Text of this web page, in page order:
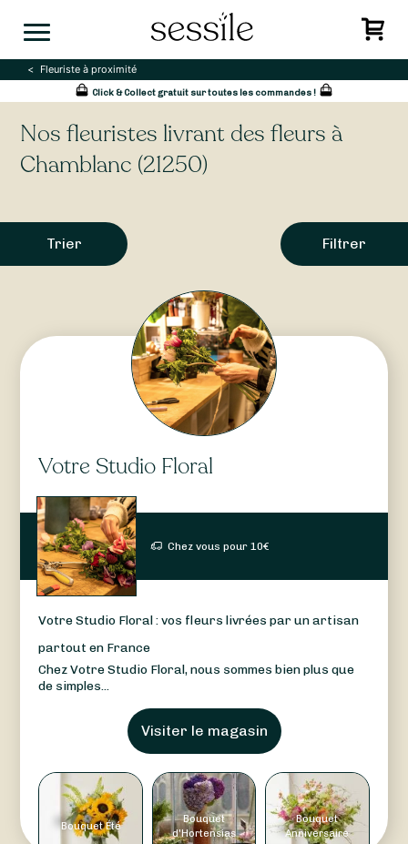
Fleuriste à proximité
Click & Collect gratuit sur toutes les commandes !
Nos fleuristes livrant des fleurs à
Chamblanc (21250)
Trier Filtrer
Votre Studio Floral
Chez vous pour10€
Votre Studio Floral : vos fleurs livrées par un artisan
partout en France
Chez Votre Studio Floral, nous sommes bien plus que
de simples...
Visiter le magasin
Bouquet Été
Bouquet
d'Hortensias
Bouquet
Anniversaire